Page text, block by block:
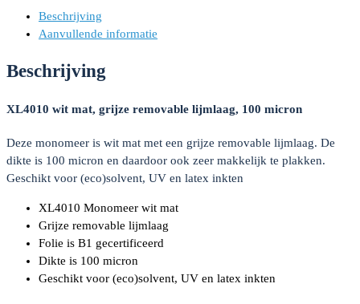
micron
Beschrijving
Aanvullende informatie
Beschrijving
XL4010 wit mat, grijze removable lijmlaag, 100 micron
Deze monomeer is wit mat met een grijze removable lijmlaag. De
dikte is 100 micron en daardoor ook zeer makkelijk te plakken.
Geschikt voor (eco)solvent, UV en latex inkten
XL4010 Monomeer wit mat
Grijze removable lijmlaag
Folie is B1 gecertificeerd
Dikte is 100 micron
Geschikt voor (eco)solvent, UV en latex inkten